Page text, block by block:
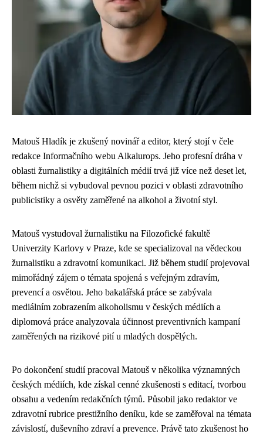
Matouš Hladík je zkušený novinář a editor, který stojí v čele
redakce Informačního webu Alkalurops. Jeho profesní dráha v
oblasti žurnalistiky a digitálních médií trvá již více než deset let,
během nichž si vybudoval pevnou pozici v oblasti zdravotního
publicistiky a osvěty zaměřené na alkohol a životní styl.
Matouš vystudoval žurnalistiku na Filozofické fakultě
Univerzity Karlovy v Praze, kde se specializoval na vědeckou
žurnalistiku a zdravotní komunikaci. Již během studií projevoval
mimořádný zájem o témata spojená s veřejným zdravím,
prevencí a osvětou. Jeho bakalářská práce se zabývala
mediálním zobrazením alkoholismu v českých médiích a
diplomová práce analyzovala účinnost preventivních kampaní
zaměřených na rizikové pití u mladých dospělých.
Po dokončení studií pracoval Matouš v několika významných
českých médiích, kde získal cenné zkušenosti s editací, tvorbou
obsahu a vedením redakčních týmů. Působil jako redaktor ve
zdravotní rubrice prestižního deníku, kde se zaměřoval na témata
závislostí, duševního zdraví a prevence. Právě tato zkušenost ho